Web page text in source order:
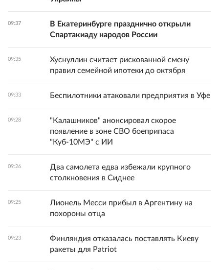
09:37
В Екатеринбурге празднично открыли
Спартакиаду народов России
09:35
Хуснуллин считает рискованной смену
правил семейной ипотеки до октября
09:33 Беспилотники атаковали предприятия в Уфе
09:28
"Калашников" анонсировал скорое
появление в зоне СВО боеприпаса
"Куб-10МЭ" с ИИ
09:26
Два самолета едва избежали крупного
столкновения в Сиднее
09:25
Лионель Месси прибыл в Аргентину на
похороны отца
09:23
Финляндия отказалась поставлять Киеву
ракеты для Patriot